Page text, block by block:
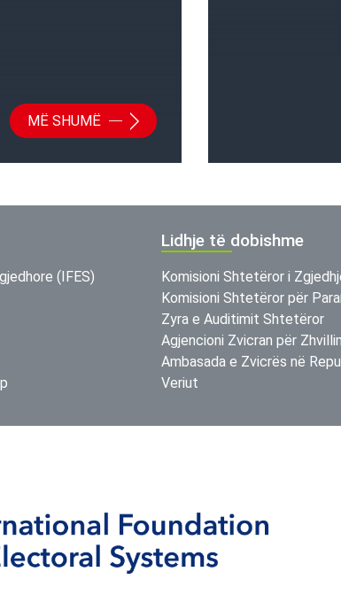
MË SHUMË
(IFES)
Lidhje të dobishme
Komisioni Shtetëror i
Komisioni Shtetëror për
Zyra e Auditimit Shtetëror
Agjencioni Zvicran për
Ambasada e Zvicrës në
Veriut